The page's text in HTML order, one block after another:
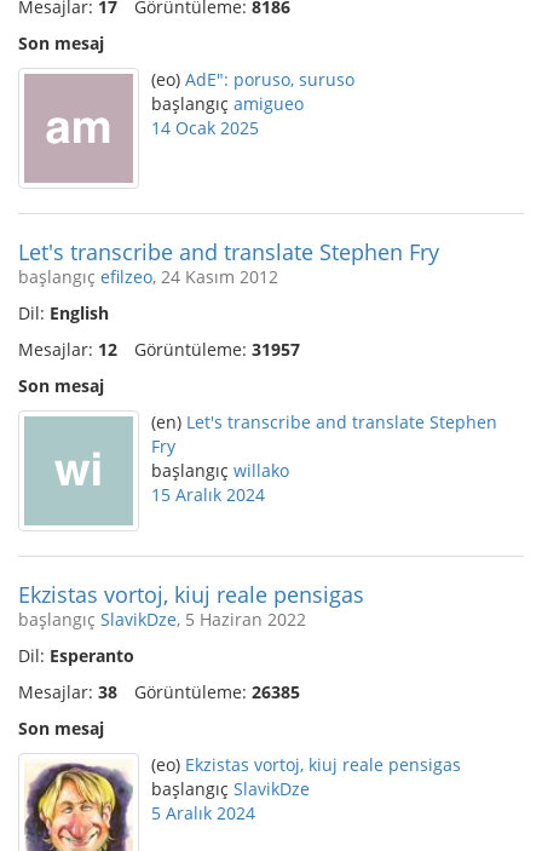
Mesajlar: 17 Görüntüleme: 8186
Son mesaj
(eo) AdE": poruso, suruso
başlangıç amigueo
14 Ocak 2025
Let's transcribe and translate Stephen Fry
başlangıç efilzeo, 24 Kasım 2012
Dil: English
Mesajlar: 12 Görüntüleme: 31957
Son mesaj
(en) Let's transcribe and translate Stephen
Fry
başlangıç willako
15 Aralık 2024
Ekzistas vortoj, kiuj reale pensigas
başlangıç SlavikDze, 5 Haziran 2022
Dil: Esperanto
Mesajlar: 38 Görüntüleme: 26385
Son mesaj
(eo) Ekzistas vortoj, kiuj reale pensigas
başlangıç SlavikDze
5 Aralık 2024